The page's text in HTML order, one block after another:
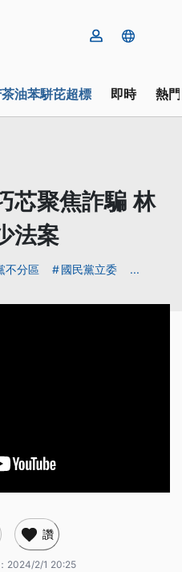
油苯駢芘超標 即時 熱
芯聚焦詐騙 林
法案
不分區 國民黨立委 ...
讚
2024/2/1 20:25